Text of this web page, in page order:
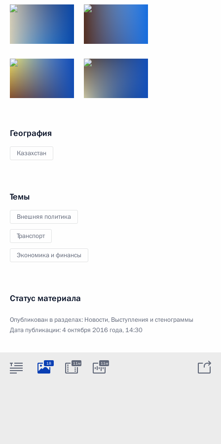
География
Казахстан
Темы
Внешняя политика
Транспорт
Экономика и финансы
Статус материала
Опубликован в разделах: Новости, Выступления и стенограммы
Дата публикации:4 октября 2016 года, 14:30
18 11м 11м